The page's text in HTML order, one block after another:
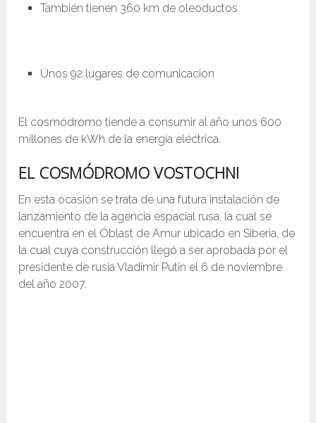
También tienen 360 km de oleoductos
Unos 92 lugares de comunicación
El cosmódromo tiende a consumir al año unos 600
millones de kWh de la energía eléctrica.
EL COSMÓDROMO VOSTOCHNI
En esta ocasión se trata de una futura instalación de
lanzamiento de la agencia espacial rusa, la cual se
encuentra en el Óblast de Amur ubicado en Siberia, de
la cual cuya construcción llegó a ser aprobada por el
presidente de rusia Vladímir Putin el 6 de noviembre
del año 2007.